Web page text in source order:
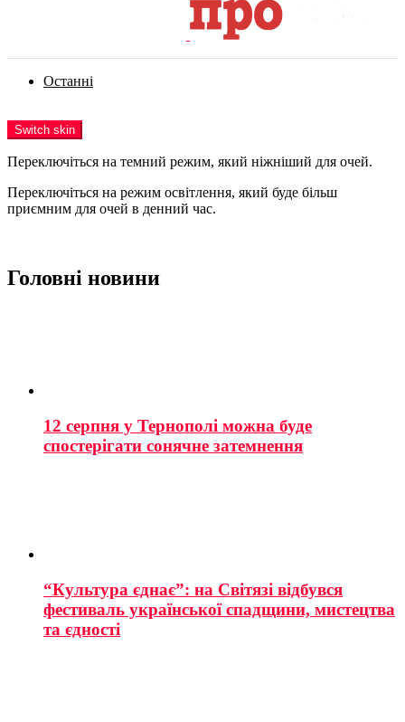
Останні
Switch skin
Переключіться на темний режим, який ніжніший для очей.
Переключіться на режим освітлення, який буде більш
приємним для очей в денний час.
Головні новини
12 серпня у Тернополі можна буде
спостерігати сонячне затемнення
“Культура єднає”: на Світязі відбувся
фестиваль української спадщини, мистецтва
та єдності